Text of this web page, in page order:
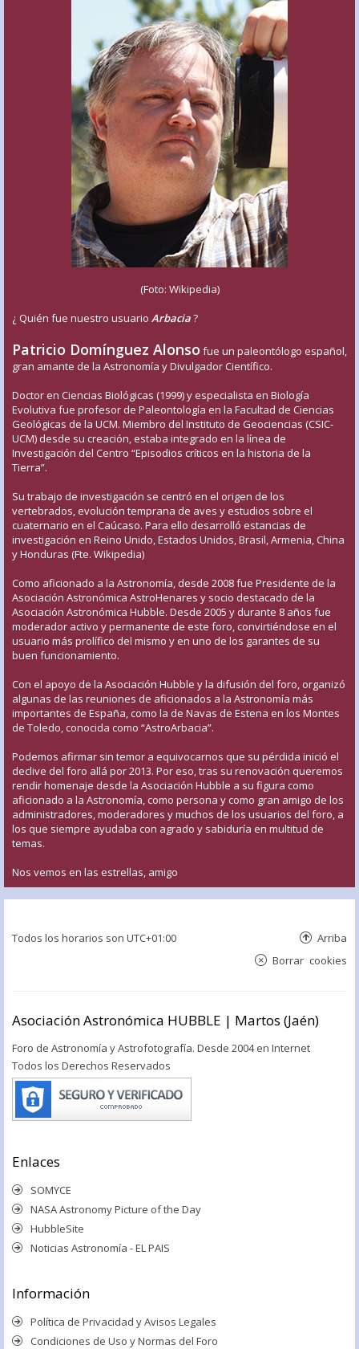
(Foto: Wikipedia)
¿ Quién fue nuestro usuario Arbacia?
Patricio Domínguez Alonso fue un paleontólogo español,
gran amante de la Astronomía y Divulgador Científico.
Doctor en Ciencias Biológicas (1999) y especialista en Biología
Evolutiva fue profesor de Paleontología en la Facultad de Ciencias
Geológicas de la UCM. Miembro del Instituto de Geociencias (CSIC-
UCM) desde su creación, estaba integrado en la línea de
Investigación del Centro “Episodios críticos en la historia de la
Tierra”.
Su trabajo de investigación se centró en el origen de los
vertebrados, evolución temprana de aves y estudios sobre el
cuaternario en el Caúcaso. Para ello desarrolló estancias de
investigación en Reino Unido, Estados Unidos, Brasil, Armenia, China
y Honduras (Fte. Wikipedia)
Como aficionado a la Astronomía, desde 2008 fue Presidente de la
Asociación Astronómica AstroHenares y socio destacado de la
Asociación Astronómica Hubble. Desde 2005 y durante 8 años fue
moderador activo y permanente de este foro, convirtiéndose en el
usuario más prolífico del mismo y en uno de los garantes de su
buen funcionamiento.
Con el apoyo de la Asociación Hubble y la difusión del foro, organizó
algunas de las reuniones de aficionados a la Astronomía más
importantes de España, como la de Navas de Estena en los Montes
de Toledo, conocida como “AstroArbacia”.
Podemos afirmar sin temor a equivocarnos que su pérdida inició el
declive del foro allá por 2013. Por eso, tras su renovación queremos
rendir homenaje desde la Asociación Hubble a su figura como
aficionado a la Astronomía, como persona y como gran amigo de los
administradores, moderadores y muchos de los usuarios del foro, a
los que siempre ayudaba con agrado y sabiduría en multitud de
temas.
Nos vemos en las estrellas, amigo
Todos los horarios son UTC+01:00 Arriba
Borrar cookies
Asociación Astronómica HUBBLE | Martos (Jaén)
Foro de Astronomía y Astrofotografía. Desde 2004 en Internet
Todos los Derechos Reservados
Enlaces
SOMYCE
NASA Astronomy Picture of the Day
HubbleSite
Noticias Astronomía - EL PAIS
Información
Política de Privacidad y Avisos Legales
Condiciones de Uso y Normas del Foro